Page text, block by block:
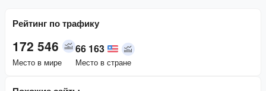
Рейтинг по трафику
172 546
Место в мире
66 163
Место в стране